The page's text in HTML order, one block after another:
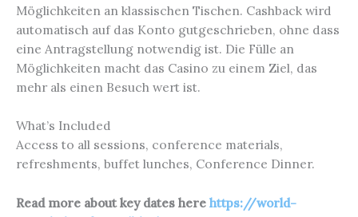
Möglichkeiten an klassischen Tischen. Cashback wird
automatisch auf das Konto gutgeschrieben, ohne dass
eine Antragstellung notwendig ist. Die Fülle an
Möglichkeiten macht das Casino zu einem Ziel, das
mehr als einen Besuch wert ist.
What’s Included
Access to all sessions, conference materials,
refreshments, buffet lunches, Conference Dinner.
Read more about key dates here https://world-